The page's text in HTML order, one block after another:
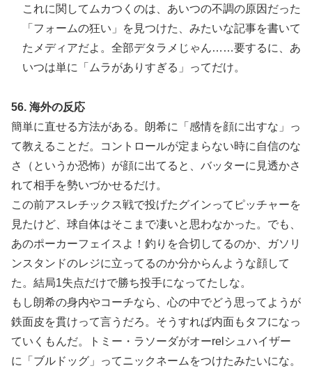
これに関してムカつくのは、あいつの不調の原因だった
「フォームの狂い」を見つけた、みたいな記事を書いて
たメディアだよ。全部デタラメじゃん……要するに、あ
いつは単に「ムラがありすぎる」ってだけ。
56. 海外の反応
簡単に直せる方法がある。朗希に「感情を顔に出すな」っ
て教えることだ。コントロールが定まらない時に自信のな
さ（というか恐怖）が顔に出てると、バッターに見透かさ
れて相手を勢いづかせるだけ。
この前アスレチックス戦で投げたグインってピッチャーを
見たけど、球自体はそこまで凄いと思わなかった。でも、
あのポーカーフェイスよ！釣りを合切してるのか、ガソリ
ンスタンドのレジに立ってるのか分からんような顔して
た。結局1失点だけで勝ち投手になってたしな。
もし朗希の身内やコーチなら、心の中でどう思ってようが
鉄面皮を貫けって言うだろ。そうすれば内面もタフになっ
ていくもんだ。トミー・ラソーダがオーrelシュハイザー
に「ブルドッグ」ってニックネームをつけたみたいにな。